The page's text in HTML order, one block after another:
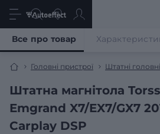
Головні пристрої Штатні
Штатна магнітола
Emgrand X7/EX7/GX7
Carplay DSP
Все про товар